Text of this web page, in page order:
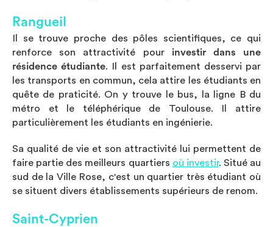
Rangueil
Il se trouve proche des pôles scientifiques, ce qui
renforce son attractivité pour investir dans une
résidence étudiante. Il est parfaitement desservi par
les transports en commun, cela attire les étudiants en
quête de praticité. On y trouve le bus, la ligne B du
métro et le téléphérique de Toulouse. Il attire
particulièrement les étudiants en ingénierie.
Sa qualité de vie et son attractivité lui permettent de
faire partie des meilleurs quartiers où investir. Situé au
sud de la Ville Rose, c'est un quartier très étudiant où
se situent divers établissements supérieurs de renom.
Saint-Cyprien